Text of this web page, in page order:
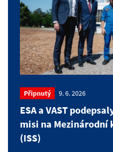
Připnutý 9. 6. 2026
ESA a VAST
misi na Mezinárodní
(ISS)